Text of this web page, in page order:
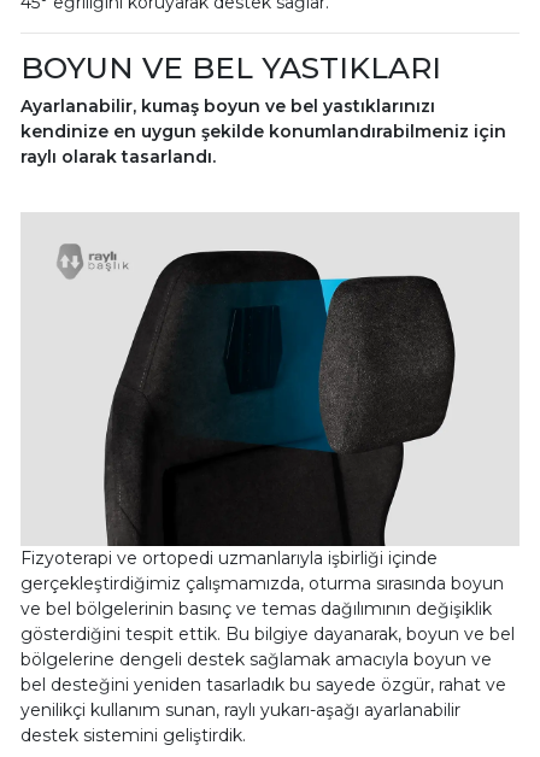
BOYUN VE BEL YASTIKLARI
Ayarlanabilir, kumaş boyun ve bel yastıklarınızı
kendinize en uygun şekilde konumlandırabilmeniz için
raylı olarak tasarlandı.
Fizyoterapi ve ortopedi uzmanlarıyla işbirliği içinde
gerçekleştirdiğimiz çalışmamızda, oturma sırasında boyun
ve bel bölgelerinin basınç ve temas dağılımının değişiklik
gösterdiğini tespit ettik. Bu bilgiye dayanarak, boyun ve bel
bölgelerine dengeli destek sağlamak amacıyla boyun ve
bel desteğini yeniden tasarladık bu sayede özgür, rahat ve
yenilikçi kullanım sunan, raylı yukarı-aşağı ayarlanabilir
destek sistemini geliştirdik.